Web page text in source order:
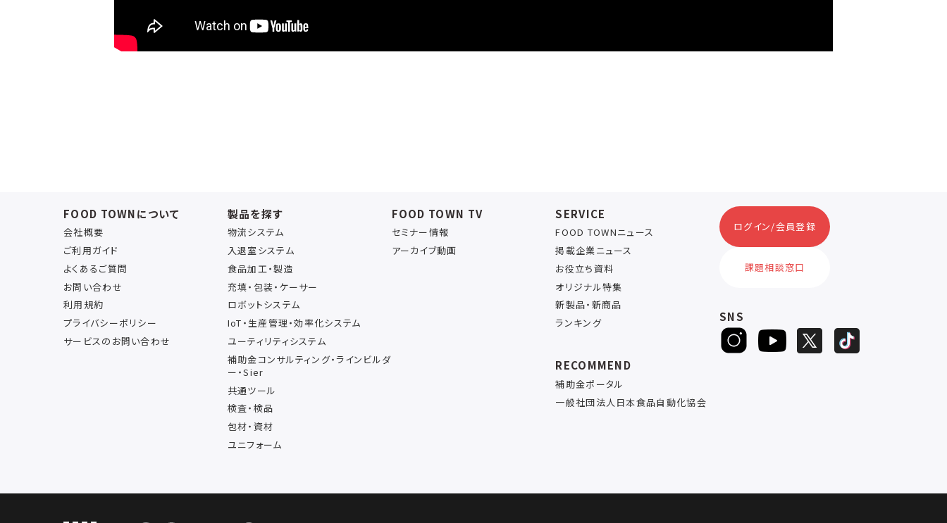
FOOD TOWNについて
会社概要
ご利用ガイド
よくあるご質問
お問い合わせ
利用規約
プライバシーポリシー
サービスのお問い合わせ
製品を探す
物流システム
入退室システム
食品加工・製造
充填・包装・ケーサー
ロボットシステム
IoT・生産管理・効率化システム
ユーティリティシステム
補助金コンサルティング・ラインビルダ
ー・Sier
共通ツール
検査・検品
包材・資材
ユニフォーム
FOOD TOWN TV
セミナー情報
アーカイブ動画
SERVICE
FOOD TOWNニュース
掲載企業ニュース
お役立ち資料
オリジナル特集
新製品・新商品
ランキング
RECOMMEND
補助金ポータル
一般社団法人日本食品自動化協会
ログイン/会員登録
課題相談窓口
SNS